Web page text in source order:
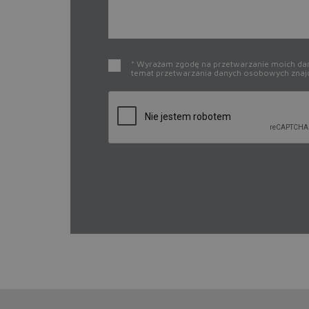
* Wyrażam zgodę na przetwarzanie moich
temat przetwarzania danych osobowych